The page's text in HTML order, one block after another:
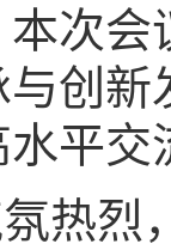
本次会
创新
平交
热烈